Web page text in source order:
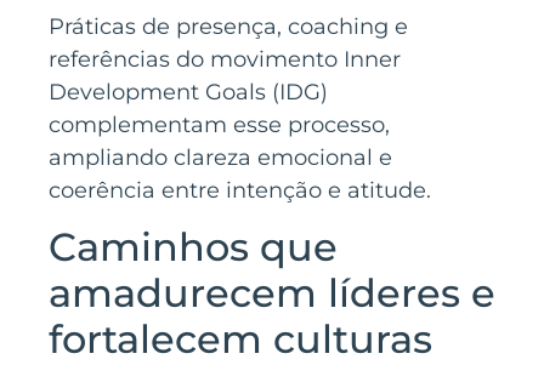
Práticas de presença, coaching e
referências do movimento Inner
Development Goals (IDG)
complementam esse processo,
ampliando clareza emocional e
coerência entre intenção e atitude.
Caminhos que
amadurecem líderes e
fortalecem culturas